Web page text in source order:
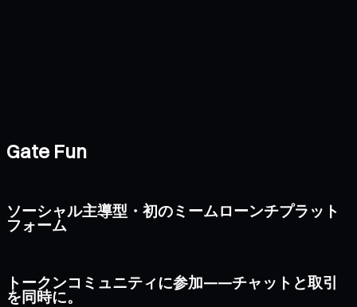
Gate Fun
ソーシャル主導型・初のミームローンチプラット
フォーム
トークンコミュニティに参加——チャットと取引
を同時に。